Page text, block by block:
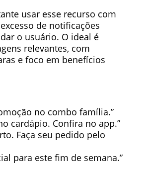
usar esse recurso com
de notificações
o usuário. O ideal é
relevantes, com
e foco em benefícios
no combo família.”
cardápio. Confira no app.”
Faça seu pedido pelo
para este fim de semana.”